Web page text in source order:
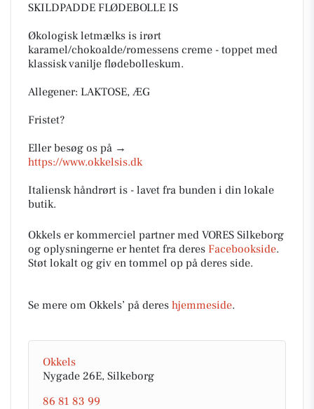
SKILDPADDE FLØDEBOLLE IS
Økologisk letmælks is irørt
karamel/chokoalde/romessens creme - toppet med
klassisk vanilje flødebolleskum.
Allegener: LAKTOSE, ÆG
Fristet?
Eller besøg os på →
https://www.okkelsis.dk
Italiensk håndrørt is - lavet fra bunden i din lokale
butik.
Okkels er kommerciel partner med VORES Silkeborg
og oplysningerne er hentet fra deres Facebookside.
Støt lokalt og giv en tommel op på deres side.
Se mere om Okkels’ på deres hjemmeside.
Okkels
Nygade 26E, Silkeborg
86 81 83 99